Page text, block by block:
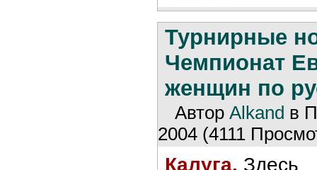
Турнирные
Чемпионат
женщин по
Автор Alkand в
2004 (4111
Калуга. Здесь